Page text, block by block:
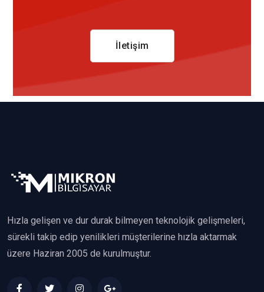
İletişim
Hızla gelişen ve dur durak bilmeyen teknolojik gelişmeleri,
sürekli takip edip yenilikleri müşterilerine hızla aktarmak
üzere Haziran 2005 de kurulmuştur.